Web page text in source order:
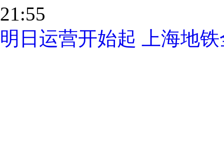
21:55
明日运营开始起 上海地